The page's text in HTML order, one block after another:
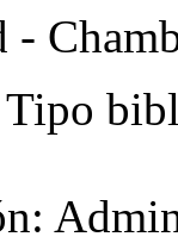
-
Tipo